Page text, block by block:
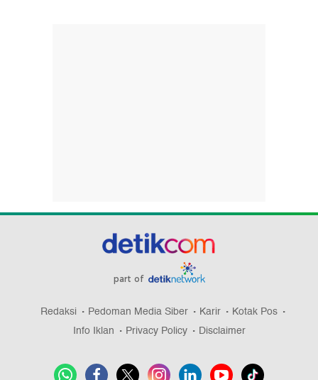
part of
Redaksi Pedoman Media Siber Karir
Kotak Pos
Info Iklan
Privacy Policy Disclaimer